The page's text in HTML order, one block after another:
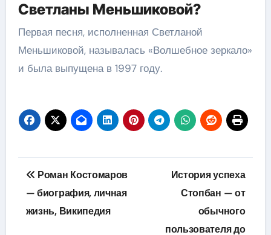
Светланы Меньшиковой?
Первая песня, исполненная Светланой
Меньшиковой, называлась «Волшебное зеркало»
и была выпущена в 1997 году.
Навигация
по
записям
Роман Костомаров
— биография, личная
жизнь, Википедия
История успеха
Стопбан — от
обычного
пользователя до